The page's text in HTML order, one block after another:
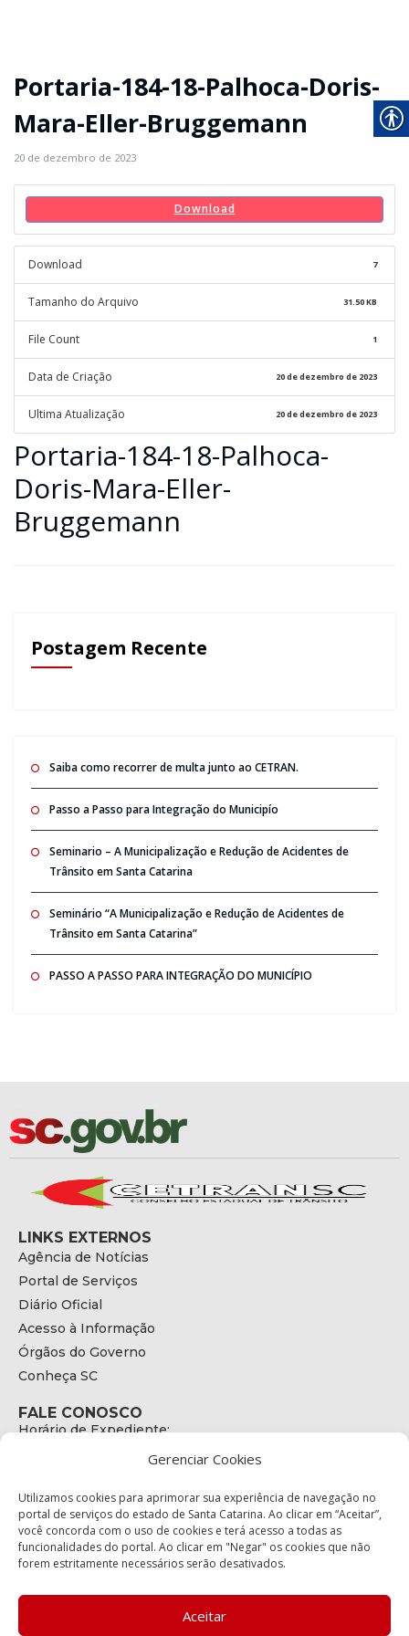
Gerenciar Cookies
Utilizamos cookies para aprimorar sua experiência de navegação no
portal de serviços do estado de Santa Catarina. Ao clicar em “Aceitar”,
você concorda com o uso de cookies e terá acesso a todas as
funcionalidades do portal. Ao clicar em "Negar" os cookies que não
forem estritamente necessários serão desativados.
Aceitar
Portaria-184-18-Palhoca-Doris-
Mara-Eller-Bruggemann
20 de dezembro de 2023
Download
Download 7
Tamanho do Arquivo 31.50 KB
File Count 1
Data de Criação 20 de dezembro de 2023
Ultima Atualização 20 de dezembro de 2023
Portaria-184-18-Palhoca-
Doris-Mara-Eller-
Bruggemann
Postagem Recente
Saiba como recorrer de multa junto ao CETRAN.
Passo a Passo para Integração do Municipío
Seminario – A Municipalização e Redução de Acidentes de
Trânsito em Santa Catarina
Seminário “A Municipalização e Redução de Acidentes de
Trânsito em Santa Catarina”
PASSO A PASSO PARA INTEGRAÇÃO DO MUNICÍPIO
LINKS EXTERNOS
Agência de Notícias
Portal de Serviços
Diário Oficial
Acesso à Informação
Órgãos do Governo
Conheça SC
FALE CONOSCO
Horário de Expediente:
E-mail:
secretariaexecutiva@cetran.sc.gov.br
ENDEREÇO
Endereço:
Bairro:
Coqueiros, Florianópolis SC